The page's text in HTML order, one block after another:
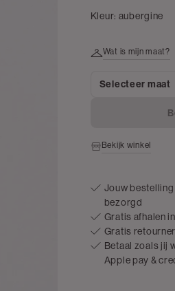
Kleur: aubergine
Wat is mijn maat?
Selecteer maat
Bekijk winkel
Jouw bestelling
bezorgd
Gratis afhalen
Gratis
Betaal zoals jij
Apple pay &